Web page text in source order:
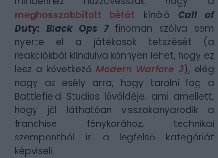
meghosszabbított bétát kínáló Call of
Duty: Black Ops 7finoman szólva sem
nyerte el a játékosok tetszését (a
reakciókból kiindulva könnyen lehet, hogy ez
lesz a következő Modern Warfare 3), elég
nagy az esély arra, hogy tarolni fog a
Battlefield Studios lövöldéje, ami amellett,
hogy jól láthatóan visszakanyarodik a
franchise fénykorához, technikai
szempontból is a legfelső kategóriát
képviseli.